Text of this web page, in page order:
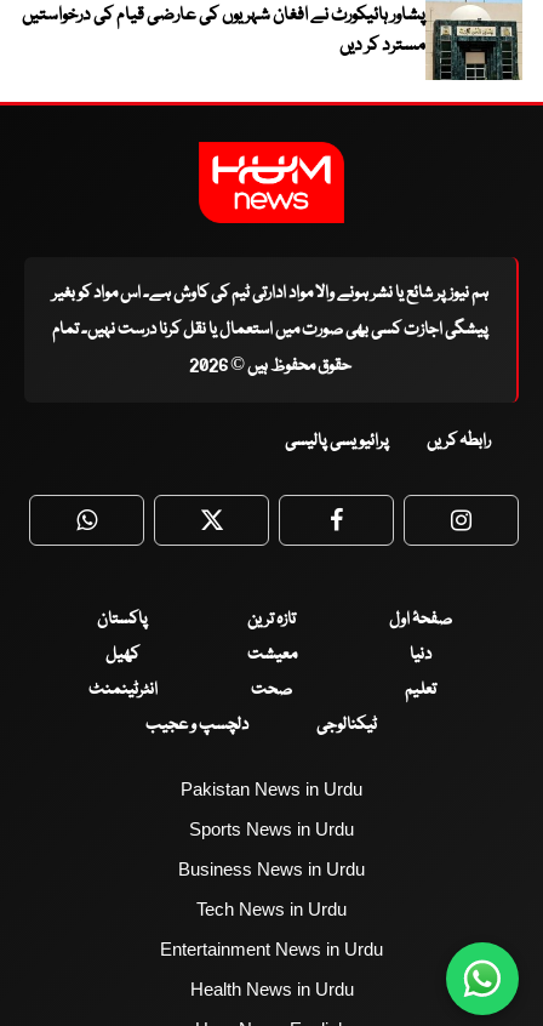
پشاور ہائیکورٹ نے افغان شہریوں کی عارضی قیام کی درخواستیں
مسترد کر دیں
ہم نیوز پر شائع یا نشر ہونے والا مواد ادارتی ٹیم کی کاوش ہے۔ اس مواد کو بغیر
پیشگی اجازت کسی بھی صورت میں استعمال یا نقل کرنا درست نہیں۔ تمام
حقوق محفوظ ہیں © 2026
رابطہ کریں پرائیویسی پالیسی
WhatsApp Twitter Facebook
صفحۂ اول تازہ ترین
پاکستان
دنیا
معیشت
کھیل
تعلیم
صحت
انٹرٹینمنٹ
ٹیکنالوجی
دلچسپ و عجیب
Pakistan News in Urdu
Sports News in Urdu
Business News in Urdu
Tech News in Urdu
Entertainment News in Urdu
Health News in Urdu